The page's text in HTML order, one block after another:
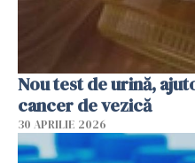
Nou test de urină,
cancer de vezică
30 APRILIE 2026